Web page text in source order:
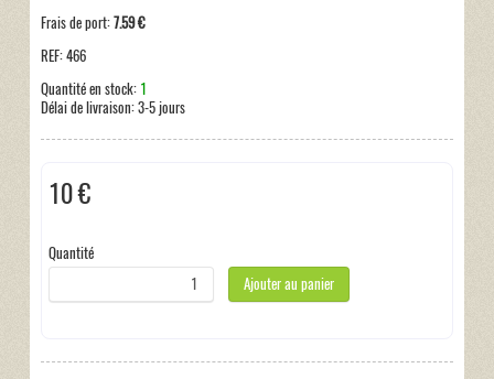
Frais de port:7.59 €
REF:466
Quantité en stock: 1
Délai de livraison:3-5 jours
10 €
Quantité
Ajouter au panier